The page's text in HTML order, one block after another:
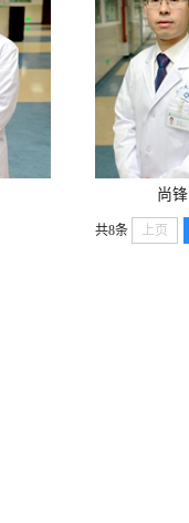
尚锋
共8条 上页